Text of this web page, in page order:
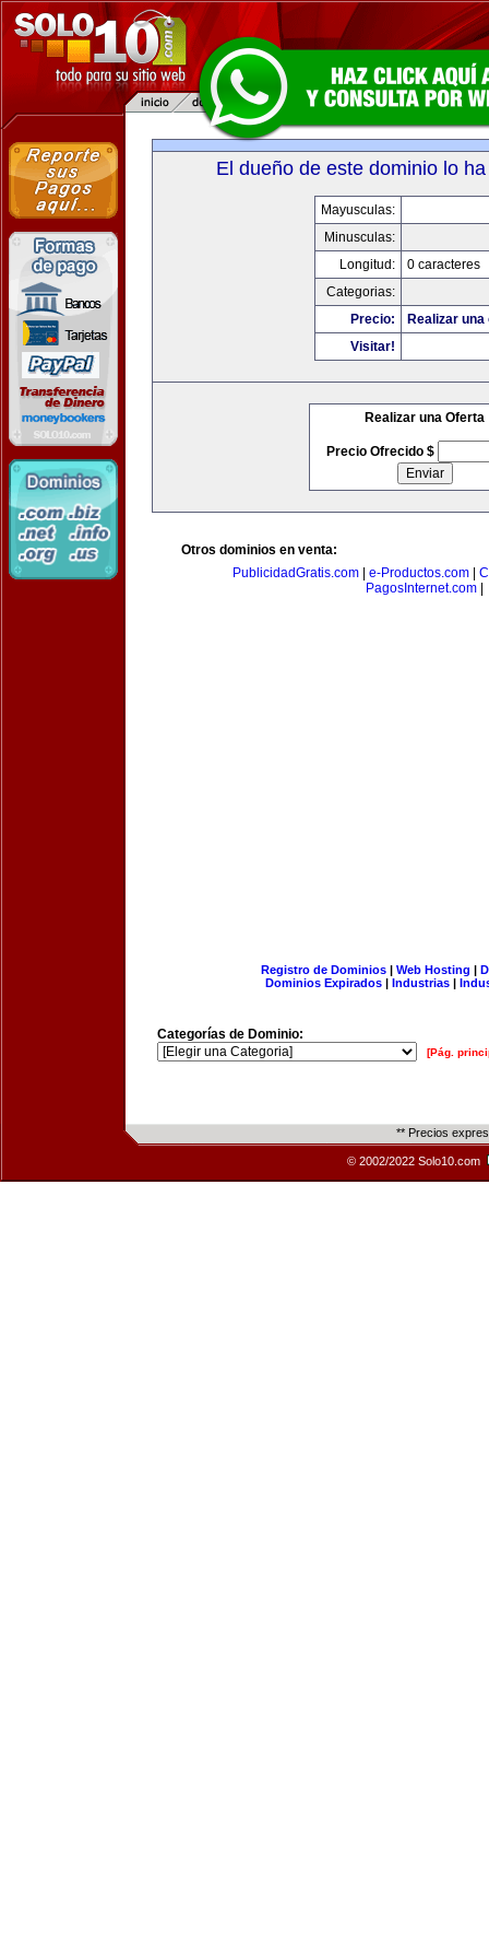
El dueño de este dominio lo
Mayusculas:
Minusculas:
Longitud:
0 caracteres
Categorias:
Precio:
Realizar
Visitar!
Realizar una Oferta
Precio Ofrecido $
Otros dominios en venta:
PublicidadGratis.com
e-Productos.com
PagosInternet.com
Registro de Dominios| Web Hosting |
Dominios Expirados | Industrias |
Categorías de Dominio:
[Pág.
** Precios
© 2002/2022 Solo10.com